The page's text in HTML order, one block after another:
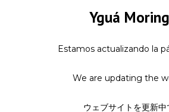
Yguá
Estamos actualizando la
We are updating the
ウェブサイトを更新中